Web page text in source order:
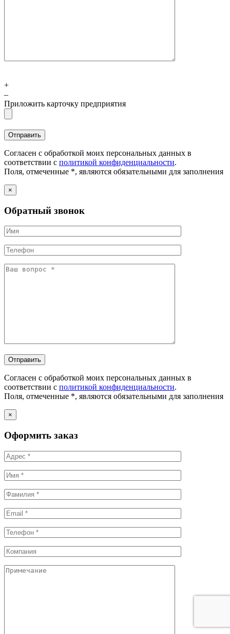
+
–
Приложить карточку предприятия
Согласен с обработкой моих персональных данных в
соответствии с политикой конфиденциальности.
Поля, отмеченные *, являются обязательными для заполнения
×
Обратный звонок
Согласен с обработкой моих персональных данных в
соответствии с политикой конфиденциальности.
Поля, отмеченные *, являются обязательными для заполнения
×
Оформить заказ